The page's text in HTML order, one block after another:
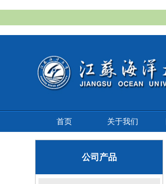
首页 关于我们
公司产品